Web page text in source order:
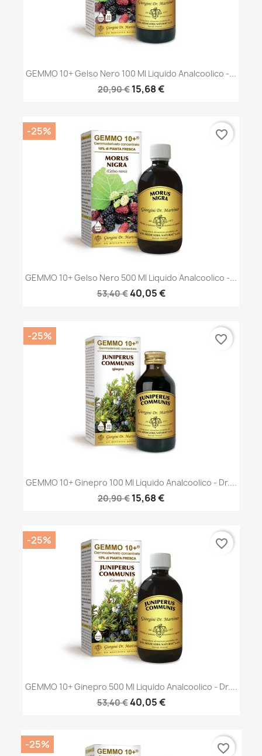
GEMMO 10+ Gelso Nero 100 Ml Liquido Analcoolico -...
20,90 € 15,68 €
GEMMO 10+ Gelso Nero 500 Ml Liquido Analcoolico -...
53,40 €40,05 €
-25% favorite_border
GEMMO 10+ Ginepro 100 Ml Liquido Analcoolico - Dr....
20,90 € 15,68 €
-25% favorite_border
GEMMO 10+ Ginepro 500 Ml Liquido Analcoolico - Dr....
53,40 €40,05 €
-25% favorite_border
-25% favorite_border